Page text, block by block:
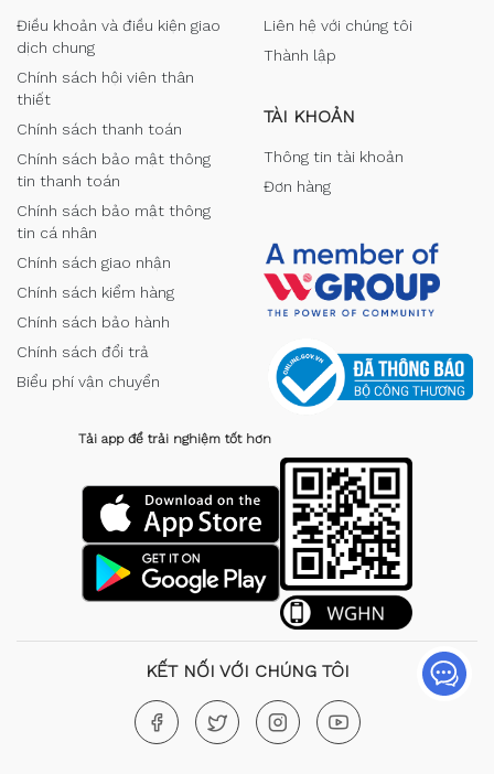
Điều khoản và điều kiện giao
dịch chung
Chính sách hội viên thân
thiết
Chính sách thanh toán
Chính sách bảo mật thông
tin thanh toán
Chính sách bảo mật thông
tin cá nhân
Chính sách giao nhận
Chính sách kiểm hàng
Chính sách bảo hành
Chính sách đổi trả
Biểu phí vận chuyển
Liên hệ với chúng tôi
Thành lập
TÀI KHOẢN
Thông tin tài khoản
Đơn hàng
Tải app để trải nghiệm tốt hơn
KẾT NỐI VỚI CHÚNG TÔI